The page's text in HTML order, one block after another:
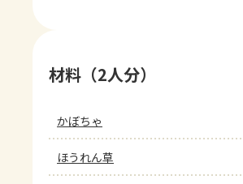
材料（2人分）
かぼちゃ
ほうれん草